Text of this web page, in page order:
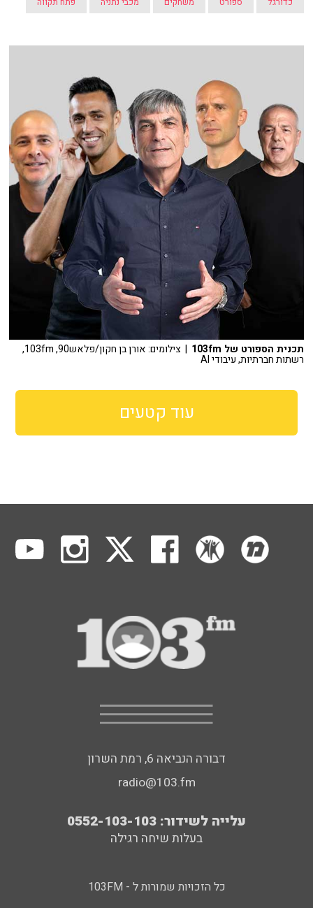
תכנית הספורט של 103fm | צילומים: אורן בן חקון/פלאש90, 103fm,
רשתות חברתיות, עיבודי AI
עוד קטעים
דבורה הנביאה 6, רמת השרון
radio@103.fm
עלייה לשידור: 0552-103-103
בעלות שיחה רגילה
כל הזכויות שמורות ל - 103FM